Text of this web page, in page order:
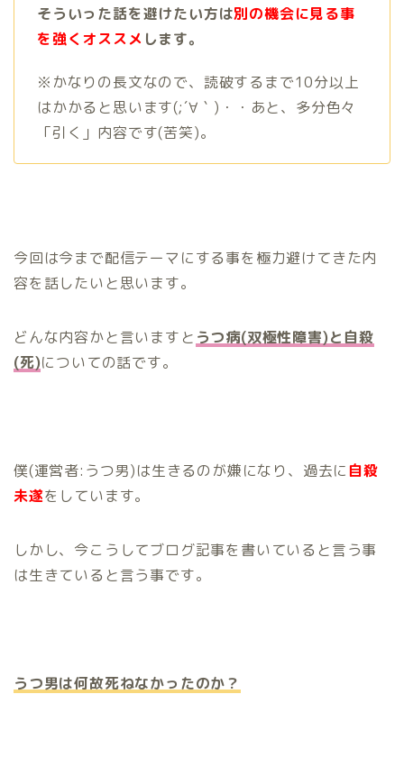
そういった話を避けたい方は別の機会に見る事
を強くオススメ します。
※かなりの長文なので、読破するまで10分以上
はかかると思います(;´∀｀)・・あと、多分色々
「引く」内容です(苦笑)。
今回は今まで配信テーマにする事を極力避けてきた内
容を話したいと思います。
どんな内容かと言いますと うつ病(双極性障害)と自殺
(死)についての話です。
僕(運営者:うつ男)は生きるのが嫌になり、過去に自殺
未遂をしています。
しかし、今こうしてブログ記事を書いていると言う事
は生きていると言う事です。
うつ男は何故死ねなかったのか？